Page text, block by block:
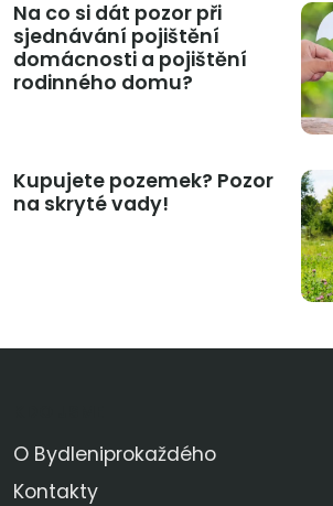
Na co si dát pozor při
sjednávání pojištění
domácnosti a pojištění
rodinného domu?
Kupujete pozemek? Pozor
na skryté vady!
O Bydleniprokaždého
Kontakty